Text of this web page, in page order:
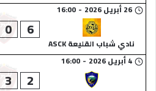
26 أبريل 2026 -
16:00
نادي شباب القليعة ASCK
6
0
4 أبريل 2026 -
16:00
2
3